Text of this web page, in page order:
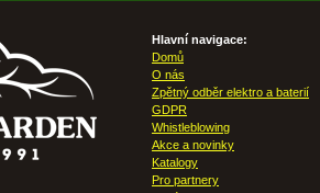
Hlavní navigace:
Domů
O nás
Zpětný odběr elektro a baterií
GDPR
Whistleblowing
Akce a novinky
Katalogy
Pro partnery